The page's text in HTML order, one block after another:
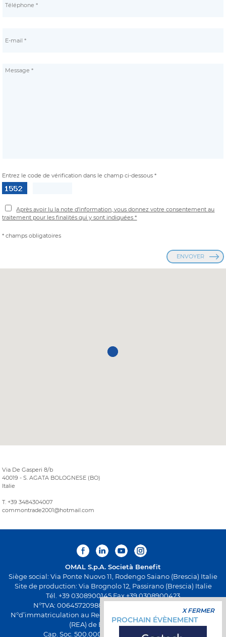
Entrez le code de vérification dans le champ ci-dessous *
Après avoir lu la note d’information, vous donnez votre consentement au
traitement pour les finalités qui y sont indiquées *
* champs obligatoires
ENVOYER
Via De Gasperi 8/b
40019 - S. AGATA BOLOGNESE (BO)
Italie
T. +39 3484304007
commontrade2001@hotmail.com
OMAL S.p.A. Società Benefit
Siège social: Via Ponte Nuovo 11, Rodengo Saiano (Brescia) Italie
Site de production: Via Brognolo 12, Passirano (Brescia) Italie
Tél. +39 0308900145 Fax +39 0308900423
N°TVA: 00645720988 - Fiscal Code: 01661640175 -
N°d’immatriculation au Registre Économique et Administratif
(REA) de Brescia BS-258271
Cap. Soc. 500.000,00€ entièrement versés
X FERMER
PROCHAIN ÉVÈNEMENT